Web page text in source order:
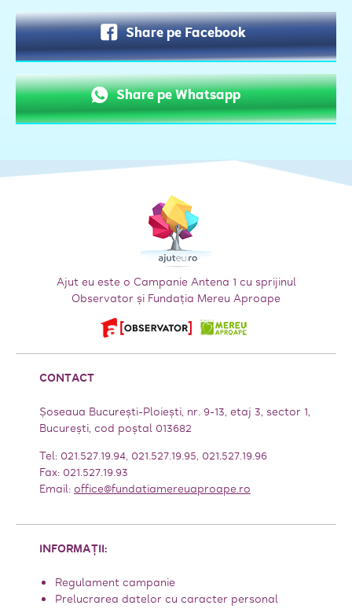
Share pe Facebook
Share pe Whatsapp
Ajut eu este o Campanie Antena 1 cu sprijinul
Observator și Fundația Mereu Aproape
CONTACT
Șoseaua București-Ploiești, nr. 9-13, etaj 3, sector 1,
Bucureşti, cod poștal 013682
Tel: 021.527.19.94, 021.527.19.95, 021.527.19.96
Fax: 021.527.19.93
Email:office@fundatiamereuaproape.ro
INFORMAȚII:
Regulament campanie
Prelucrarea datelor cu caracter personal